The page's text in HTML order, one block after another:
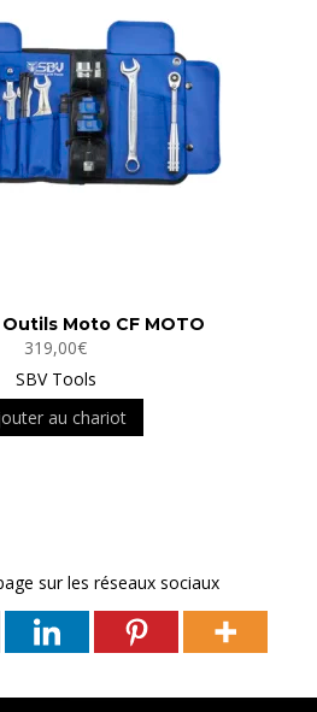
Moto CF MOTO
319,00€
SBV Tools
au chariot
sur les réseaux sociaux